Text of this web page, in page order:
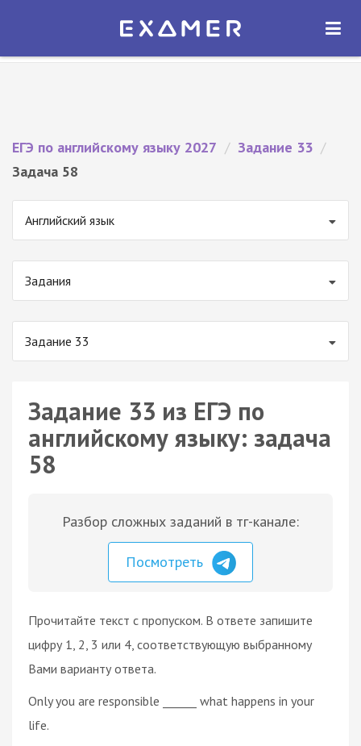
Экзамер — ЕГЭ 2027
ОТКРЫТЬ
ЕГЭ по английскому языку 2027 / Задание 33 /
Задача 58
Английский язык
Задания
Задание 33
Задание 33 из ЕГЭ по
английскому языку: задача
58
Разбор сложных заданий в тг-канале:
Посмотреть
Прочитайте текст с пропуском. В ответе запишите
цифру 1, 2, 3 или 4, соответствующую выбранному
Вами варианту ответа.
Only you are responsible ______ what happens in your
life.